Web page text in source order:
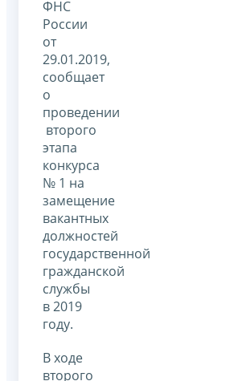
ФНС
России
от
29.01.2019,
сообщает
о
проведении
второго
этапа
конкурса
№ 1 на
замещение
вакантных
должностей
государственной
гражданской
службы
в 2019
году.
В ходе
второго